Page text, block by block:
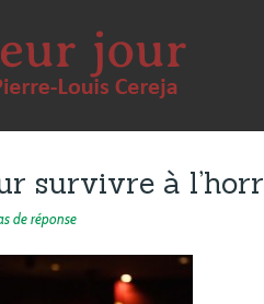
survivre à
de réponse